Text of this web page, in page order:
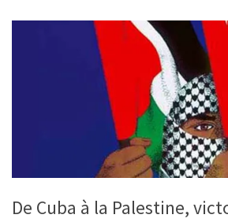
De Cuba à la Palestine,